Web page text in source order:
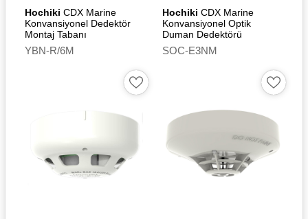
Hochiki CDX Marine
Konvansiyonel Dedektör
Montaj Tabanı
YBN-R/6M
Hochiki CDX Marine
Konvansiyonel Optik
Duman Dedektörü
SOC-E3NM